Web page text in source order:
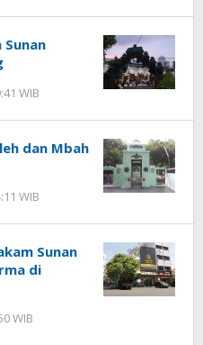
Sunan
WIB
dan Mbah
WIB
Sunan
di
WIB